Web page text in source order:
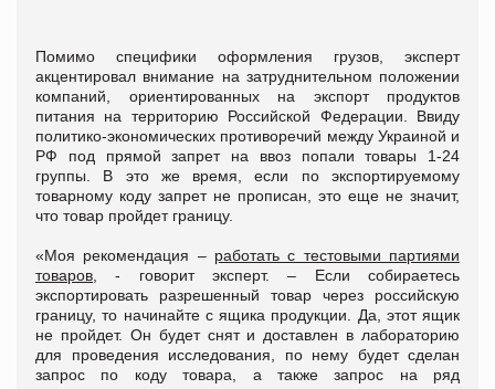
Помимо специфики оформления грузов, эксперт
акцентировал внимание на затруднительном положении
компаний, ориентированных на экспорт продуктов
питания на территорию Российской Федерации. Ввиду
политико-экономических противоречий между Украиной и
РФ под прямой запрет на ввоз попали товары 1-24
группы. В это же время, если по экспортируемому
товарному коду запрет не прописан, это еще не значит,
что товар пройдет границу.
«Моя рекомендация – работать с тестовыми партиями
товаров , - говорит эксперт. – Если собираетесь
экспортировать разрешенный товар через российскую
границу, то начинайте с ящика продукции. Да, этот ящик
не пройдет. Он будет снят и доставлен в лабораторию
для проведения исследования, по нему будет сделан
запрос по коду товара, а также запрос на ряд